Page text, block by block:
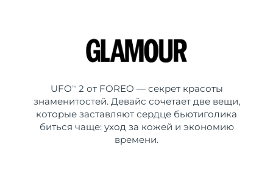
UFO TM2 от FOREO — секрет красоты
знаменитостей. Девайс сочетает две вещи,
которые заставляют сердце бьютиголика
биться чаще: уход за кожей и экономию
времени.